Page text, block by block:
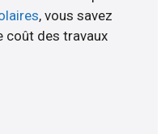
, vous savez
coût des travaux